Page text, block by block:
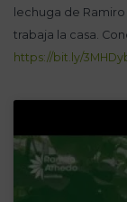
lechuga de
trabaja la casa.
https://bit.ly/